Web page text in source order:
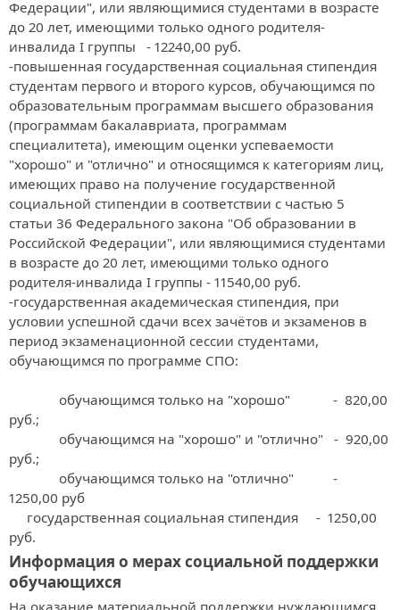
Федерации", или являющимися студентами в возрасте
до 20 лет, имеющими только одного родителя-
инвалида I группы   - 12240,00 руб.
-повышенная государственная социальная стипендия
студентам первого и второго курсов, обучающимся по
образовательным программам высшего образования
(программам бакалавриата, программам
специалитета), имеющим оценки успеваемости
"хорошо" и "отлично" и относящимся к категориям лиц,
имеющих право на получение государственной
социальной стипендии в соответствии с частью 5
статьи 36 Федерального закона "Об образовании в
Российской Федерации", или являющимися студентами
в возрасте до 20 лет, имеющими только одного
родителя-инвалида I группы - 11540,00 руб.
-государственная академическая стипендия, при
условии успешной сдачи всех зачётов и экзаменов в
период экзаменационной сессии студентами,
обучающимся по программе СПО:
руб.;
руб.;
1250,00 руб
руб.
Информация о мерах социальной поддержки
обучающихся